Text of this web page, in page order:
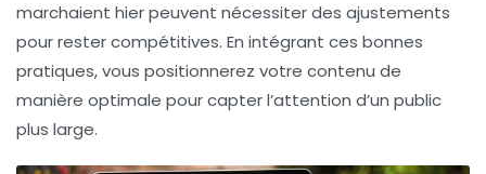
marchaient hier peuvent nécessiter des ajustements
pour rester compétitives. En intégrant ces bonnes
pratiques, vous positionnerez votre contenu de
manière optimale pour capter l’attention d’un public
plus large.